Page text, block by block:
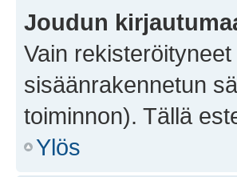
Joudun
Vain
sisäänrakennetun
toiminnon). Tällä
Ylös